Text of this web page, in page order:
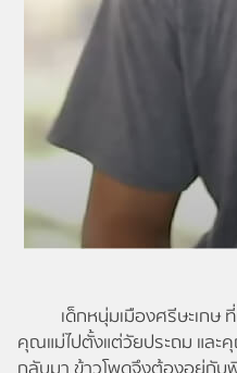
เด็กหนุ่มเมืองศรีษะเกษ ที่
คุณแม่ไปตั้งแต่วัยประถม แล
กลับมา ข้าวโพดจึงต้องอยู่กับ